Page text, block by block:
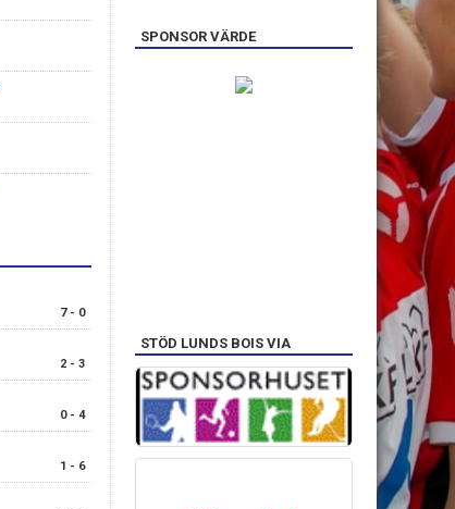
7 - 0
2 - 3
0 - 4
1 - 6
SPONSOR VÄRDE
STÖD LUNDS BOIS VIA